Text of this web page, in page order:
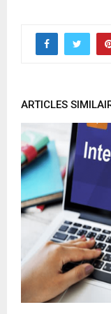
ARTICLES